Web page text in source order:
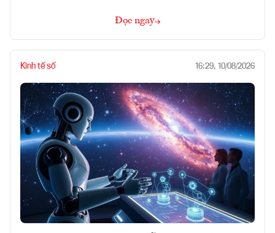
Đọc ngay
Kinh tế số 16:29, 10/08/2026